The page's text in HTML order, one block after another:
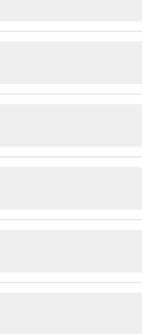
Roll`s con
Roll`s con
cubierto en